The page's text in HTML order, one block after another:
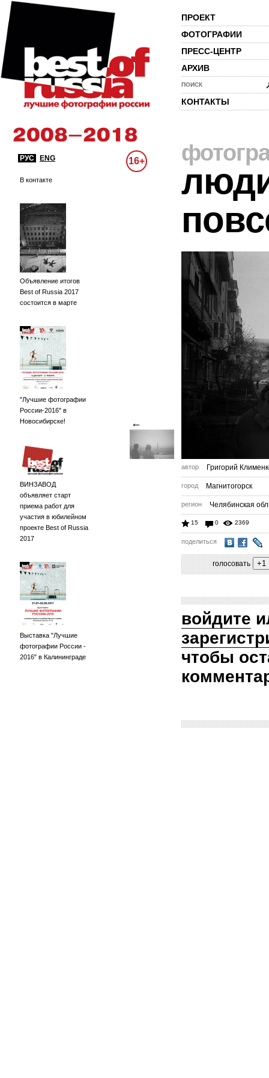
ПРОЕКТ
ФОТОГРАФИИ
ПРЕСС-ЦЕНТР
АРХИВ
ПОИСК
КОНТАКТЫ
РУС ENG 16+
В контакте
Объявление итогов
Best of Russia 2017
состоится в марте
"Лучшие фотографии
России-2016" в
Новосибирске!
ВИНЗАВОД
объявляет старт
приема работ для
участия в юбилейном
проекте Best of Russia
2017
Выставка "Лучшие
фотографии России -
2016" в Калининграде
←
автор Григорий
город Магнитогорск
регион Челябинская
15 0 2369
поделиться
голосовать
войдите
чтобы